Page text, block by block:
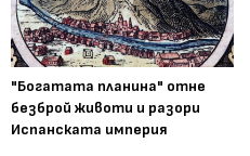
"Богатата планина" отне
безброй животи и разори
Испанската империя